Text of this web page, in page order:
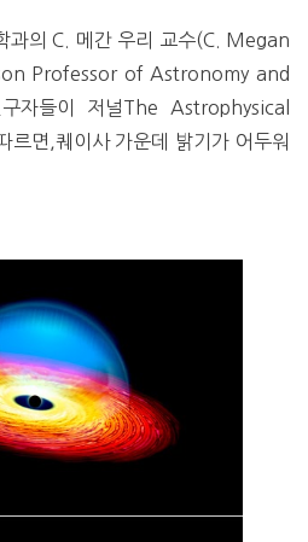
과의 C. 메간 우리 교수(C. Megan
Professor of Astronomy and
자들이 저널The Astrophysical
르면,퀘이사 가운데 밝기가 어두워